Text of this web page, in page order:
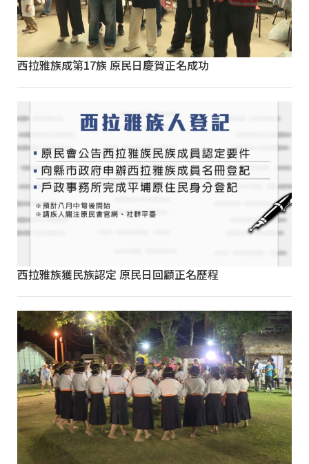
西拉雅族成第17族 原民日慶賀正名成功
西拉雅族獲民族認定 原民日回顧正名歷程